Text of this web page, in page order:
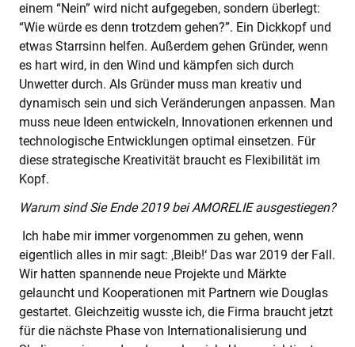
einem “Nein” wird nicht aufgegeben, sondern überlegt:
“Wie würde es denn trotzdem gehen?”. Ein Dickkopf und
etwas Starrsinn helfen. Außerdem gehen Gründer, wenn
es hart wird, in den Wind und kämpfen sich durch
Unwetter durch. Als Gründer muss man kreativ und
dynamisch sein und sich Veränderungen anpassen. Man
muss neue Ideen entwickeln, Innovationen erkennen und
technologische Entwicklungen optimal einsetzen. Für
diese strategische Kreativität braucht es Flexibilität im
Kopf.
Warum sind Sie Ende 2019 bei AMORELIE ausgestiegen?
Ich habe mir immer vorgenommen zu gehen, wenn
eigentlich alles in mir sagt: ‚Bleib!‘ Das war 2019 der Fall.
Wir hatten spannende neue Projekte und Märkte
gelauncht und Kooperationen mit Partnern wie Douglas
gestartet. Gleichzeitig wusste ich, die Firma braucht jetzt
für die nächste Phase von Internationalisierung und